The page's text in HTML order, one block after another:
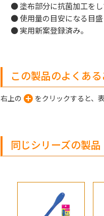
● 塗布部分に抗菌加工を
● 使用量の目安になる目盛
● 実用新案登録済み。
この製品のよくあ
右上の をクリックすると、
同じシリーズの製品